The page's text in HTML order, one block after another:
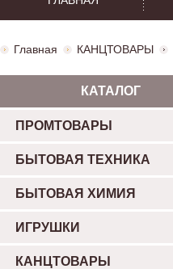
Главная КАНЦТОВАРЫ
КАТАЛОГ
ПРОМТОВАРЫ
БЫТОВАЯ ТЕХНИКА
БЫТОВАЯ ХИМИЯ
ИГРУШКИ
КАНЦТОВАРЫ